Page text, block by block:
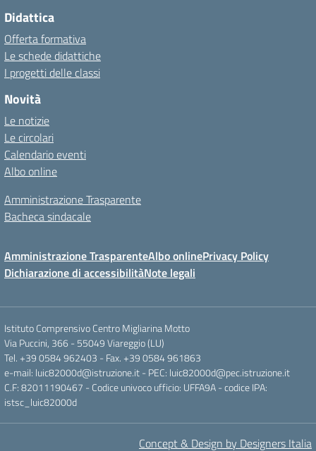
Didattica
Offerta formativa
Le schede didattiche
I progetti delle classi
Novità
Le notizie
Le circolari
Calendario eventi
Albo online
Amministrazione Trasparente
Bacheca sindacale
Amministrazione TrasparenteAlbo onlinePrivacy Policy
Dichiarazione di accessibilitàNote legali
Istituto Comprensivo Centro Migliarina Motto
Via Puccini, 366 - 55049 Viareggio (LU)
Tel. +39 0584 962403 - Fax. +39 0584 961863
e-mail: luic82000d@istruzione.it - PEC: luic82000d@pec.istruzione.it
C.F: 82011190467 - Codice univoco ufficio: UFFA9A - codice IPA:
istsc_luic82000d
Concept & Design by Designers Italia